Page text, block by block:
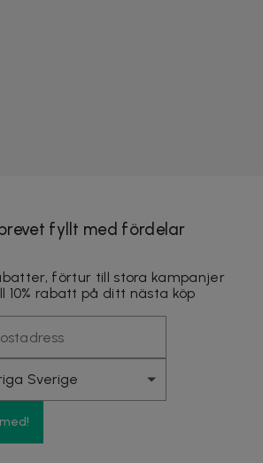
fyllt med fördelar
förtur till stora kampanjer
10% rabatt på ditt nästa köp